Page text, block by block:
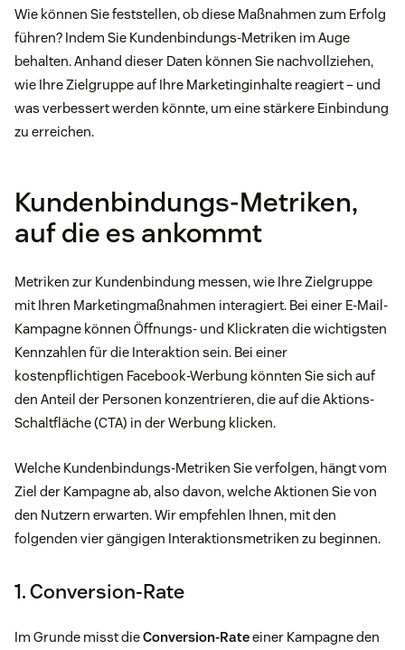
Wie können Sie feststellen, ob diese Maßnahmen zum Erfolg
führen? Indem Sie Kundenbindungs-Metriken im Auge
behalten. Anhand dieser Daten können Sie nachvollziehen,
wie Ihre Zielgruppe auf Ihre Marketinginhalte reagiert – und
was verbessert werden könnte, um eine stärkere Einbindung
zu erreichen.
Kundenbindungs-Metriken,
auf die es ankommt
Metriken zur Kundenbindung messen, wie Ihre Zielgruppe
mit Ihren Marketingmaßnahmen interagiert. Bei einer E-Mail-
Kampagne können Öffnungs- und Klickraten die wichtigsten
Kennzahlen für die Interaktion sein. Bei einer
kostenpflichtigen Facebook-Werbung könnten Sie sich auf
den Anteil der Personen konzentrieren, die auf die Aktions-
Schaltfläche (CTA) in der Werbung klicken.
Welche Kundenbindungs-Metriken Sie verfolgen, hängt vom
Ziel der Kampagne ab, also davon, welche Aktionen Sie von
den Nutzern erwarten. Wir empfehlen Ihnen, mit den
folgenden vier gängigen Interaktionsmetriken zu beginnen.
1. Conversion-Rate
Im Grunde misst dieConversion-Rateeiner Kampagne den